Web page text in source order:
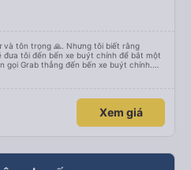
và tôn trọng 🙏. Nhưng tôi biết rằng
tôi đến bến xe buýt chính để bắt một
gọi Grab thẳng đến bến xe buýt chính.
vác hành lý nhiều lần. Ngoài ra, xe buýt
Xem giá